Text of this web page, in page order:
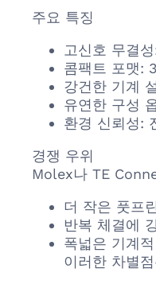
주요 특징
고신호 무결
콤팩트 포맷:
강건한 기계
유연한 구성
환경 신뢰성:
경쟁 우위
Molex나 TE
더 작은 풋프
반복 체결에
폭넓은 기계
이러한 차별